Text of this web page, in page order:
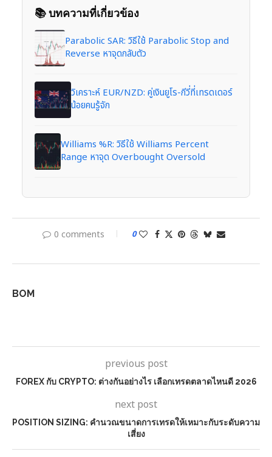
📚 บทความที่เกี่ยวข้อง
Parabolic SAR: วิธีใช้ Parabolic Stop and
Reverse หาจุดกลับตัว
วิเคราะห์ EUR/NZD: คู่เงินยูโร-กีวี่ที่เทรดเดอร์
น้อยคนรู้จัก
Williams %R: วิธีใช้ Williams Percent
Range หาจุด Overbought Oversold
0 comments 0
BOM
previous post
FOREX กับ CRYPTO: ต่างกันอย่างไร เลือกเทรดตลาดไหนดี 2026
next post
POSITION SIZING: คำนวณขนาดการเทรดให้เหมาะกับระดับความ
เสี่ยง